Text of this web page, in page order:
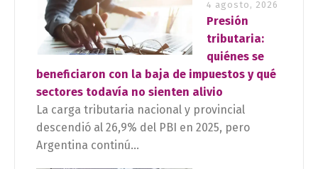
4 agosto, 2026
Presión
tributaria:
quiénes se
beneficiaron con la baja de impuestos y qué
sectores todavía no sienten alivio
La carga tributaria nacional y provincial
descendió al 26,9% del PBI en 2025, pero
Argentina continú...